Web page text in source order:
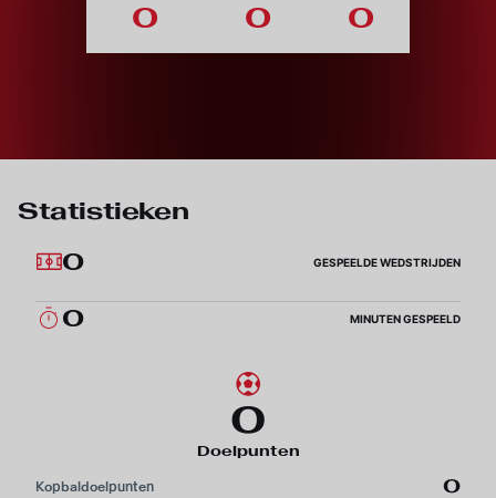
0 0 0
Statistieken
0
GESPEELDE WEDSTRIJDEN
0 MINUTEN GESPEELD
0
Doelpunten
Kopbaldoelpunten 0